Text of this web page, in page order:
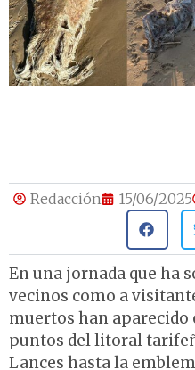
Redacción 15/06/2025
En una jornada que ha
vecinos como a
muertos han aparecido
puntos del litoral
Lances hasta la